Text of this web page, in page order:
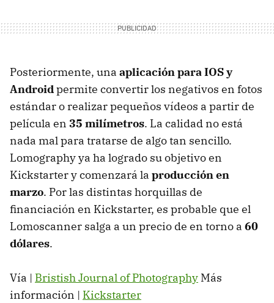
Posteriormente, una aplicación para IOS y
Androidpermite convertir los negativos en fotos
estándar o realizar pequeños vídeos a partir de
película en 35 milímetros. La calidad no está
nada mal para tratarse de algo tan sencillo.
Lomography ya ha logrado su objetivo en
Kickstarter y comenzará la producción en
marzo. Por las distintas horquillas de
financiación en Kickstarter, es probable que el
Lomoscanner salga a un precio de en torno a 60
dólares.
Vía | Bristish Journal of Photography Más
información | Kickstarter